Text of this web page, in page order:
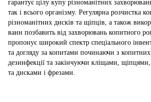
гарантує цілу купу різноманітних
так і всього організму. Регулярна розчистка
різноманітних дисків та щіпців, а також
ванн позбавить від захворювань копитного
пропонує широкий спектр спеціального
та догляду за копитами починаючи з
дезинфекції та закінчуючи кліщами,
та дисками і фрезами.